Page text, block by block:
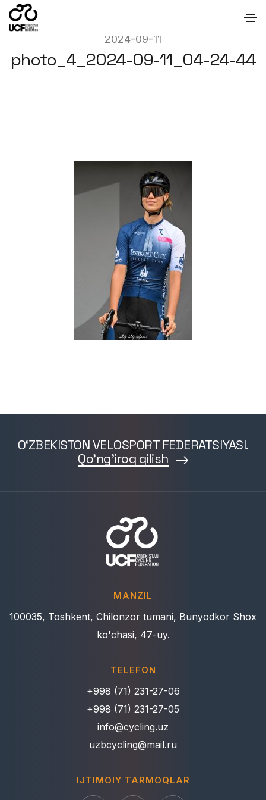
2024-09-11
photo_4_2024-09-11_04-24-44
O‘ZBEKISTON VELOSPORT FEDERATSIYASI.
Qo'ng'iroq qilish
MANZIL
100035, Toshkent, Chilonzor tumani, Bunyodkor Shox
ko'chasi, 47-uy.
TELEFON
+998 (71) 231-27-06
+998 (71) 231-27-05
info@cycling.uz
uzbcycling@mail.ru
IJTIMOIY TARMOQLAR